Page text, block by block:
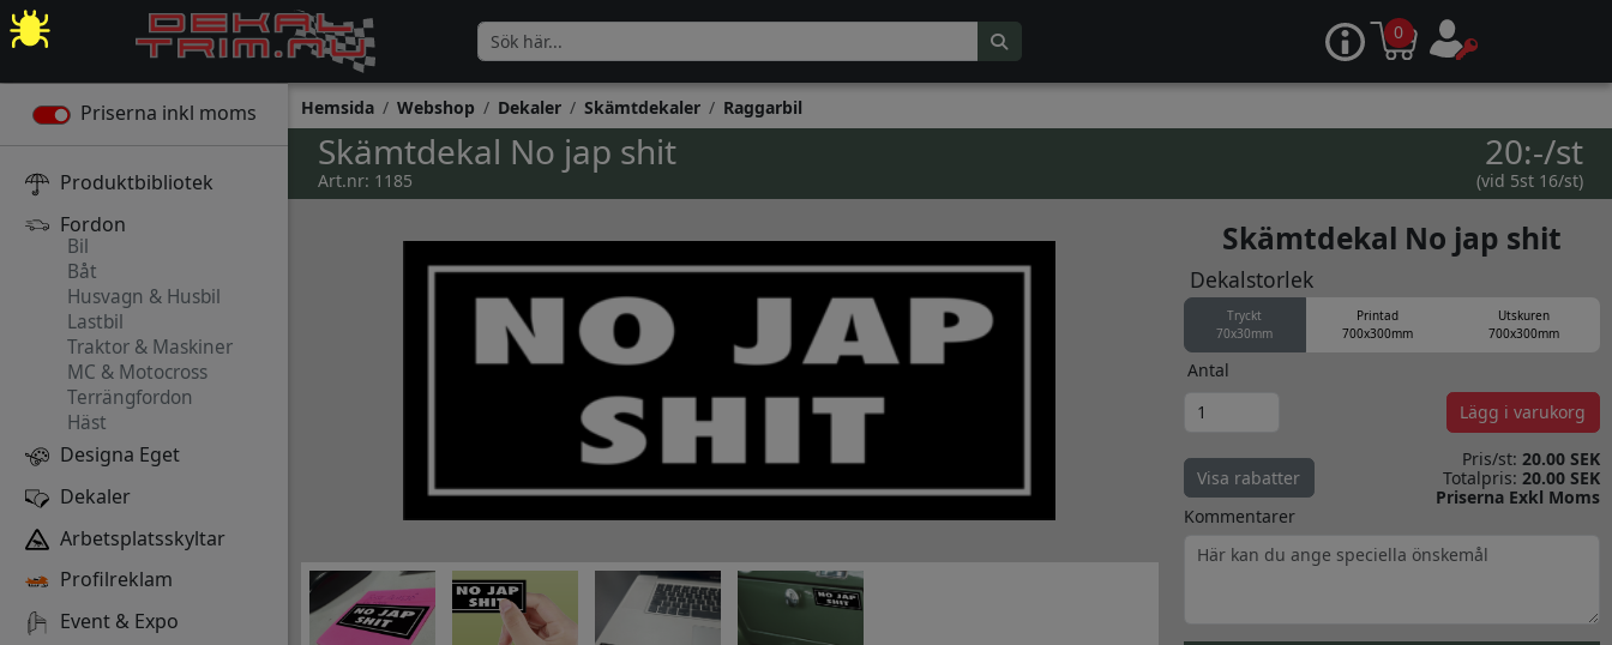
0
Priserna inkl moms
Produktbibliotek
Fordon
Bil
Båt
Husvagn & Husbil
Lastbil
Traktor & Maskiner
MC & Motocross
Terrängfordon
Häst
Designa Eget
Dekaler
Arbetsplatsskyltar
Profilreklam
Event & Expo
Hemsida Webshop Dekaler Skämtdekaler Raggarbil
Skämtdekal No jap shit
Art.nr: 1185
20:-/st
(vid 5st 16/st)
Skämtdekal No jap shit
Dekalstorlek
Tryckt
70x30mm
Printad
700x300mm
Utskuren
700x300mm
Antal
Lägg i varukorg
Visa rabatter
Pris/st: 20.00 SEK
Totalpris: 20.00 SEK
Priserna Exkl Moms
Kommentarer